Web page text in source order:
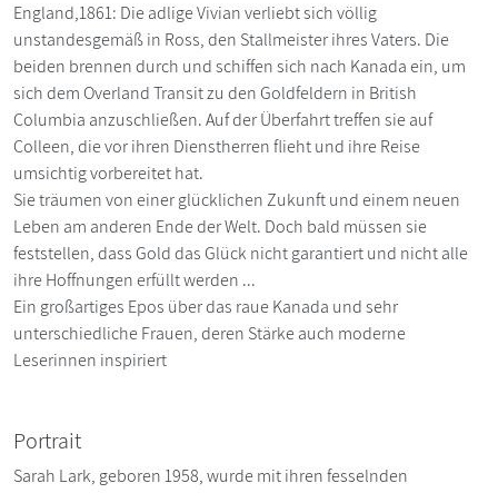
England,1861: Die adlige Vivian verliebt sich völlig
unstandesgemäß in Ross, den Stallmeister ihres Vaters. Die
beiden brennen durch und schiffen sich nach Kanada ein, um
sich dem Overland Transit zu den Goldfeldern in British
Columbia anzuschließen. Auf der Überfahrt treffen sie auf
Colleen, die vor ihren Dienstherren flieht und ihre Reise
umsichtig vorbereitet hat.
Sie träumen von einer glücklichen Zukunft und einem neuen
Leben am anderen Ende der Welt. Doch bald müssen sie
feststellen, dass Gold das Glück nicht garantiert und nicht alle
ihre Hoffnungen erfüllt werden ...
Ein großartiges Epos über das raue Kanada und sehr
unterschiedliche Frauen, deren Stärke auch moderne
Leserinnen inspiriert
Portrait
Sarah Lark, geboren 1958, wurde mit ihren fesselnden